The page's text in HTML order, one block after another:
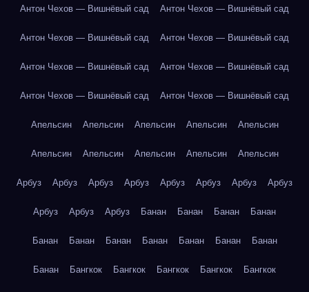
Антон Чехов — Вишнёвый сад Антон Чехов — Вишнёвый сад
Антон Чехов — Вишнёвый сад Антон Чехов — Вишнёвый сад
Антон Чехов — Вишнёвый сад Антон Чехов — Вишнёвый сад
Антон Чехов — Вишнёвый сад Антон Чехов — Вишнёвый сад
Апельсин Апельсин Апельсин Апельсин Апельсин
Апельсин Апельсин Апельсин Апельсин Апельсин
Арбуз Арбуз Арбуз Арбуз Арбуз Арбуз Арбуз Арбуз
Арбуз Арбуз Арбуз Банан Банан Банан Банан
Банан Банан Банан Банан Банан Банан Банан
Банан Бангкок Бангкок Бангкок Бангкок Бангкок